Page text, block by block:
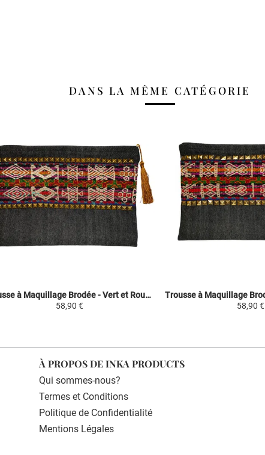
DANS LA MÊME CATÉGORIE
Trousse à Maquillage Brodée - Vert et Rouge - Fashion Inca
58,90 €
58,90 €
À PROPOS DE INKA PRODUCTS
Qui sommes-nous?
Termes et Conditions
Politique de Confidentialité
Mentions Légales